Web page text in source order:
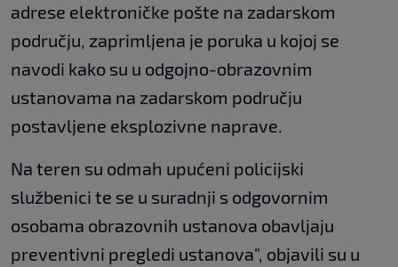
adrese elektroničke pošte na zadarskom
području, zaprimljena je poruka u kojoj se
navodi kako su u odgojno-obrazovnim
ustanovama na zadarskom području
postavljene eksplozivne naprave.
Na teren su odmah upućeni policijski
službenici te se u suradnji s odgovornim
osobama obrazovnih ustanova obavljaju
preventivni pregledi ustanova", objavili su u